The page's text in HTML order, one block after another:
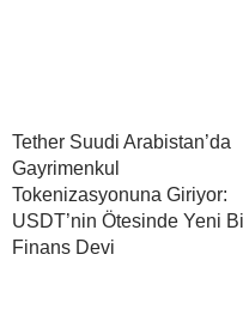
Tether Suudi Arabistan’da
Gayrimenkul
Tokenizasyonuna Giriyor:
USDT’nin Ötesinde Yeni
Finans Devi